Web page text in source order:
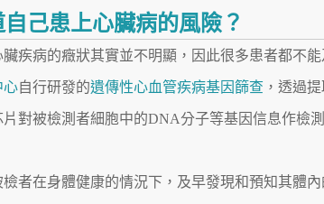
己患上心臟病的風險？
疾病的癥狀其實並不明顯，因此很多患者都不
心自行研發的遺傳性心血管疾病基因篩查 ，透過
對被檢測者細胞中的DNA分子等基因信息作檢
檢者在身體健康的情況下，及早發現和預知其體